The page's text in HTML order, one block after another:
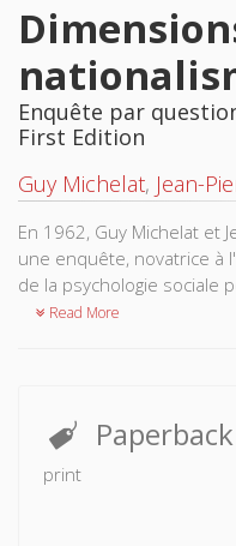
Enquête par
First Edition
Guy Michelat, Jean-
En 1962, Guy Michelat et
une enquête, novatrice à
de la psychologie sociale
Read More
Paperback
print